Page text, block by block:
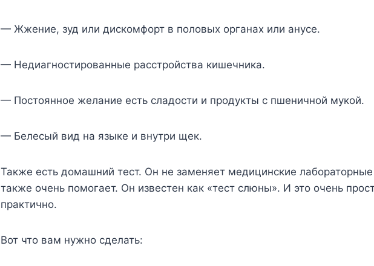
— Жжение, зуд или дискомфорт в половых органах или анусе.
— Недиагностированные расстройства кишечника.
— Постоянное желание есть сладости и продукты с пшеничной мукой.
— Белесый вид на языке и внутри щек.
Также есть домашний тест. Он не заменяет медицинские
также очень помогает. Он известен как «тест слюны». И это очень
практично.
Вот что вам нужно сделать: